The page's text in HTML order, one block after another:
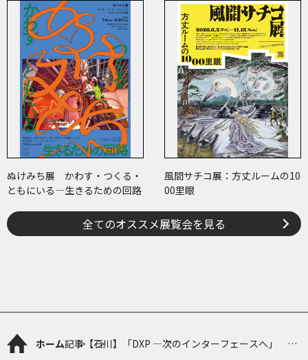
ぬけみち展 かわす・つくる・
ともにいる―生きるための回路
風間サチコ展：方丈ルームの10
00里眼
全てのオススメ展覧会を見る
ホーム記事【石川】「DXP ―次のインターフェースへ」 関